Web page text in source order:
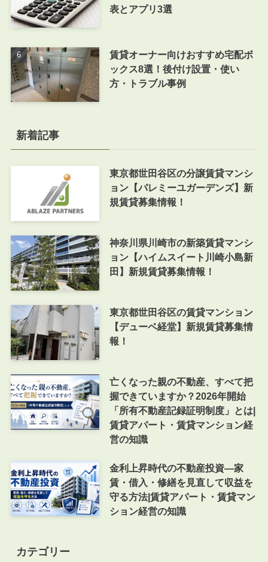
表とアプリ3選
賃貸オーナー向けおすすめ宅配ボ
ックス8選！後付け設置・使い
方・トラブル事例
新着記事
東京都世田谷区の分譲賃貸マンシ
ョン【パレミーユガーデンズ】新
規賃貸募集情報！
神奈川県川崎市の新築賃貸マンシ
ョン【ハイムスイート川崎小島新
田】新規賃貸募集情報！
東京都世田谷区の賃貸マンション
【デューベ経堂】新規賃貸募集情
報！
亡くなった親の不動産、すべて把
握できていますか？2026年開始
「所有不動産記録証明制度」とは|
賃貸アパート・賃貸マンション経
営の知識
金利上昇時代の不動産投資―家
賃・借入・修繕を見直して収益を
守る方法|賃貸アパート・賃貸マン
ション経営の知識
カテゴリー